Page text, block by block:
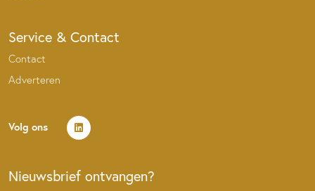
Service & Contact
Contact
Adverteren
Volg ons
Nieuwsbrief ontvangen?